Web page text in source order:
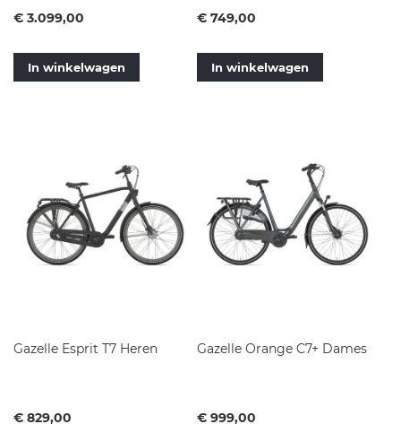
Vanaf
€ 3.099,00
In winkelwagen
Vanaf
€ 749,00
In winkelwagen
Gazelle Esprit T7 Heren
Vanaf
€ 829,00
Gazelle Orange C7+ Dames
Vanaf
€ 999,00